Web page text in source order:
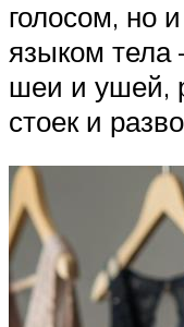
голосом, но
языком тела
шеи и ушей,
стоек и